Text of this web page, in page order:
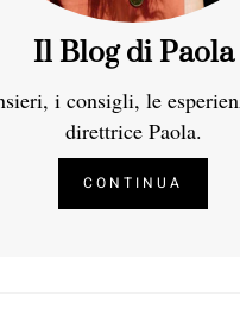
Il Blog di Paola
i consigli, le
direttrice Paola.
CONTINUA